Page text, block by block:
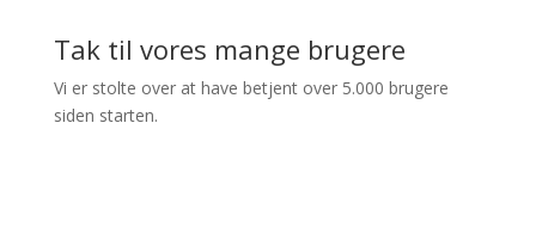
Tak til vores mange brugere
Vi er stolte over at have betjent over 5.000 brugere
siden starten.